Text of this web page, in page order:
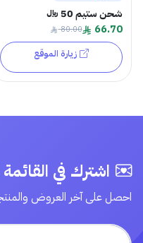
شحن ستيم 50 ﷼
66.70
80.00
زيارة الموقع
اشترك في القائمة
احصل على آخر العروض